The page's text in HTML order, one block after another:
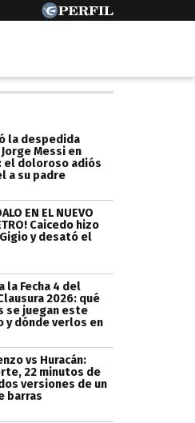
la despedida
Messi en
el doloroso adiós
a su padre
EN EL NUEVO
Caicedo hizo
y desató el
la Fecha 4 del
2026: qué
se juegan este
y dónde verlos en
vs Huracán:
22 minutos de
versiones de un
barras